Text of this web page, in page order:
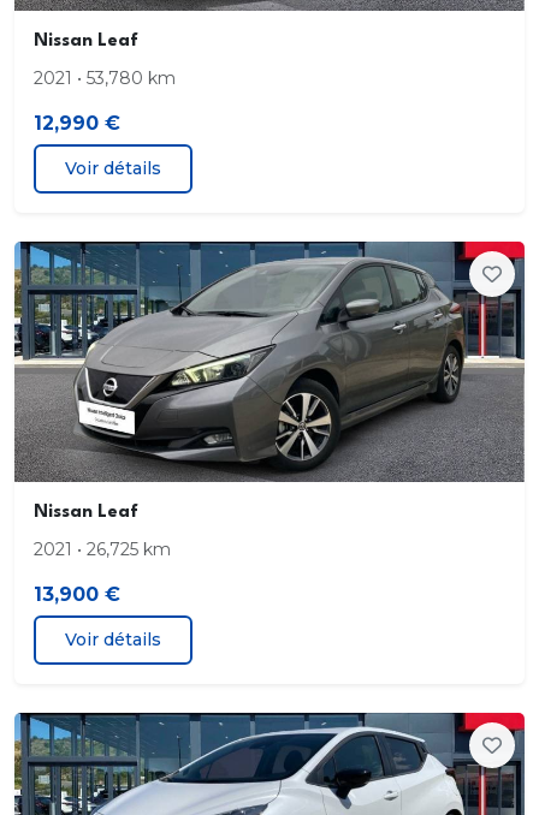
Nissan Leaf
2021 • 53,780 km
12,990 €
Voir détails
Nissan Leaf
2021 • 26,725 km
13,900 €
Voir détails